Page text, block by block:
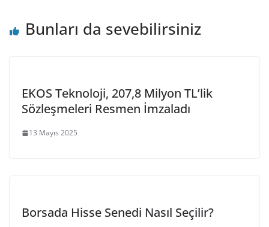
Bunları da sevebilirsiniz
EKOS Teknoloji, 207,8 Milyon TL’lik
Sözleşmeleri Resmen İmzaladı
13 Mayıs 2025
Borsada Hisse Senedi Nasıl Seçilir?